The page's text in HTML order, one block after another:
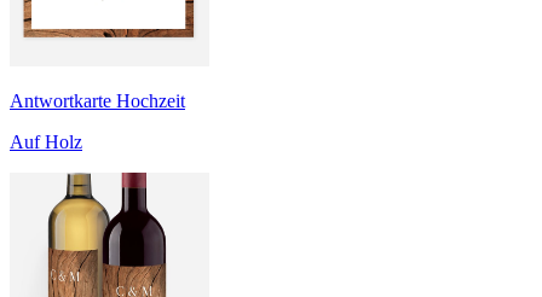
Antwortkarte Hochzeit
Auf Holz